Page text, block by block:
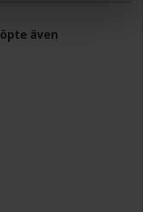
även